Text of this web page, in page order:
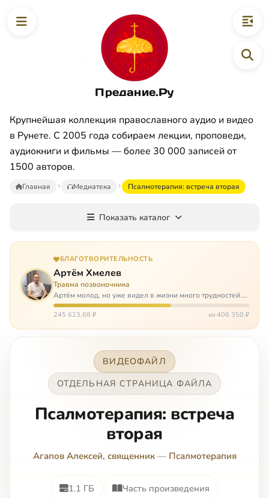
Предание.Ру
Крупнейшая коллекция православного аудио и видео
в Рунете. С 2005 года собираем лекции, проповеди,
аудиокниги и фильмы — более 30 000 записей от
1500 авторов.
Главная Медиатека Псалмотерапия: встреча вторая
Показать каталог
БЛАГОТВОРИТЕЛЬНОСТЬ
Артём Хмелев
Травма позвоночника
Артём молод, но уже видел в жизни много трудностей.
Он сирота, привык заботится о себе сам, но, когда
случилось несчастье, и он был парализован – остался на
245 623,68 ₽ из 406 350 ₽
ВИДЕОФАЙЛ
ОТДЕЛЬНАЯ СТРАНИЦА ФАЙЛА
Псалмотерапия: встреча
вторая
Агапов Алексей, священник— Псалмотерапия
1.1 ГБ Часть произведения